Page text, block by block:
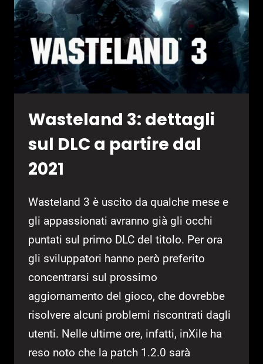
Wasteland 3: dettagli
sul DLC a partire dal
2021
Wasteland 3 è uscito da qualche mese e
gli appassionati avranno già gli occhi
puntati sul primo DLC del titolo. Per ora
gli sviluppatori hanno però preferito
concentrarsi sul prossimo
aggiornamento del gioco, che dovrebbe
risolvere alcuni problemi riscontrati dagli
utenti. Nelle ultime ore, infatti, inXile ha
reso noto che la patch 1.2.0 sarà